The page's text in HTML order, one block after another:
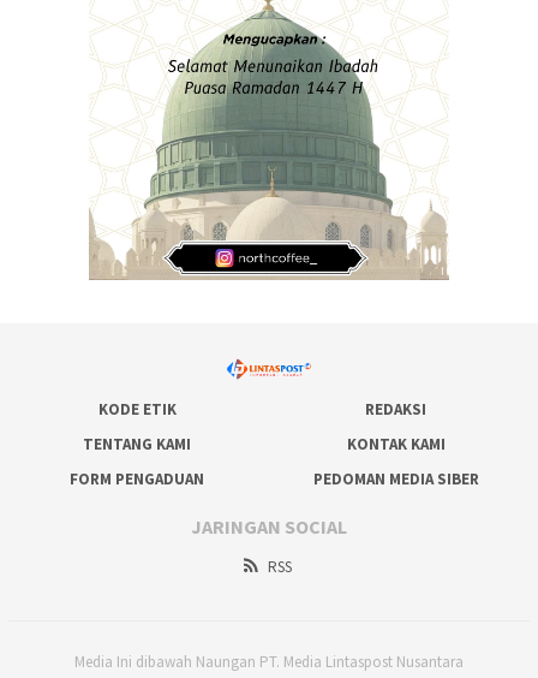
KODE ETIK
REDAKSI
TENTANG KAMI
KONTAK KAMI
FORM PENGADUAN
PEDOMAN MEDIA SIBER
JARINGAN SOCIAL
RSS
Media Ini dibawah Naungan PT. Media Lintaspost Nusantara